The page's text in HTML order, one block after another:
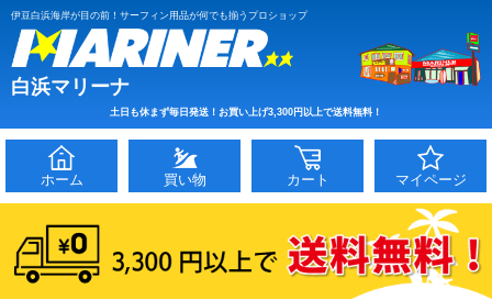
伊豆白浜海岸が目の前！サーフィン用品が何でも揃うプロショップ
白浜マリーナ
土日も休まず毎日発送！お買い上げ3,300円以上で送料無料！
ホーム 買い物 カート マイページ